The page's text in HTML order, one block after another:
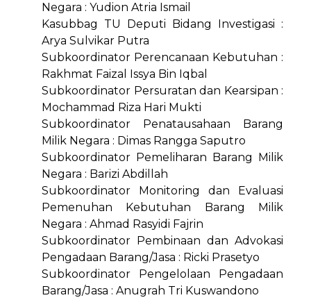
Negara : Yudion Atria Ismail
Kasubbag TU Deputi Bidang Investigasi :
Arya Sulvikar Putra
Subkoordinator Perencanaan Kebutuhan :
Rakhmat Faizal Issya Bin Iqbal
Subkoordinator Persuratan dan Kearsipan :
Mochammad Riza Hari Mukti
Subkoordinator Penatausahaan Barang
Milik Negara : Dimas Rangga Saputro
Subkoordinator Pemeliharan Barang Milik
Negara : Barizi Abdillah
Subkoordinator Monitoring dan Evaluasi
Pemenuhan Kebutuhan Barang Milik
Negara : Ahmad Rasyidi Fajrin
Subkoordinator Pembinaan dan Advokasi
Pengadaan Barang/Jasa : Ricki Prasetyo
Subkoordinator Pengelolaan Pengadaan
Barang/Jasa : Anugrah Tri Kuswandono